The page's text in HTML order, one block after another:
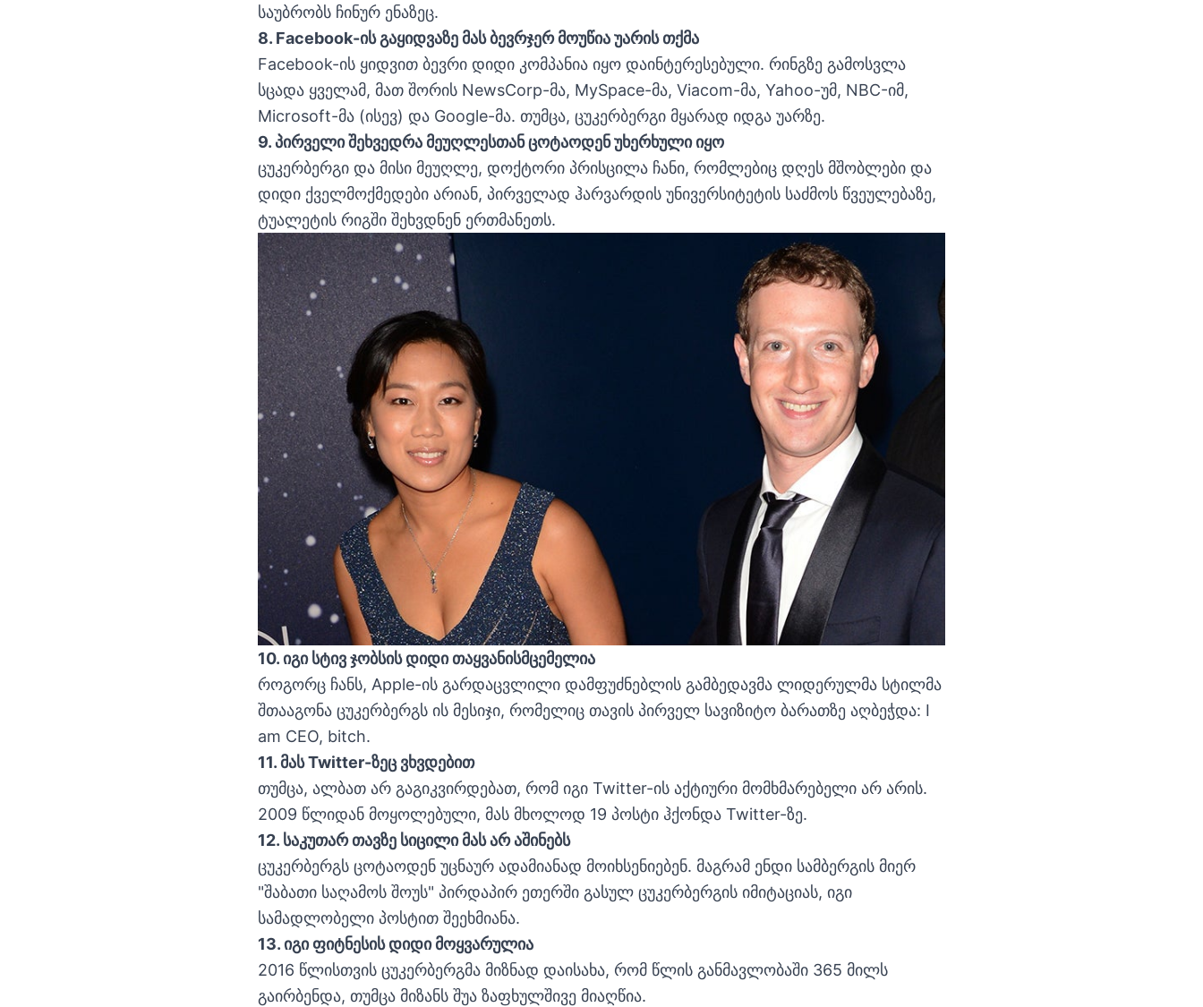
საუბრობს ჩინურ ენაზეც.
8. Facebook-ის გაყიდვაზე მას ბევრჯერ მოუწია უარის თქმა
Facebook-ის ყიდვით ბევრი დიდი კომპანია იყო დაინტერესებული. რინგზე გამოსვლა
სცადა ყველამ, მათ შორის NewsCorp-მა, MySpace-მა, Viacom-მა, Yahoo-უმ, NBC-იმ,
Microsoft-მა (ისევ) და Google-მა. თუმცა, ცუკერბერგი მყარად იდგა უარზე.
9. პირველი შეხვედრა მეუღლესთან ცოტაოდენ უხერხული იყო
ცუკერბერგი და მისი მეუღლე, დოქტორი პრისცილა ჩანი, რომლებიც დღეს მშობლები და
დიდი ქველმოქმედები არიან, პირველად ჰარვარდის უნივერსიტეტის საძმოს წვეულებაზე,
ტუალეტის რიგში შეხვდნენ ერთმანეთს.
10. იგი სტივ ჯობსის დიდი თაყვანისმცემელია
როგორც ჩანს, Apple-ის გარდაცვლილი დამფუძნებლის გამბედავმა ლიდერულმა სტილმა
შთააგონა ცუკერბერგს ის მესიჯი, რომელიც თავის პირველ სავიზიტო ბარათზე აღბეჭდა: I
am CEO, bitch.
11. მას Twitter-ზეც ვხვდებით
თუმცა, ალბათ არ გაგიკვირდებათ, რომ იგი Twitter-ის აქტიური მომხმარებელი არ არის.
2009 წლიდან მოყოლებული, მას მხოლოდ 19 პოსტი ჰქონდა Twitter-ზე.
12. საკუთარ თავზე სიცილი მას არ აშინებს
ცუკერბერგს ცოტაოდენ უცნაურ ადამიანად მოიხსენიებენ. მაგრამ ენდი სამბერგის მიერ
"შაბათი საღამოს შოუს" პირდაპირ ეთერში გასულ ცუკერბერგის იმიტაციას, იგი
სამადლობელი პოსტით შეეხმიანა.
13. იგი ფიტნესის დიდი მოყვარულია
2016 წლისთვის ცუკერბერგმა მიზნად დაისახა, რომ წლის განმავლობაში 365 მილს
გაირბენდა, თუმცა მიზანს შუა ზაფხულშივე მიაღწია.